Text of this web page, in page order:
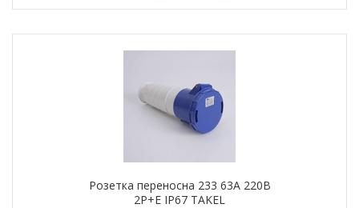
Розетка переносна 233 63А 220В
2Р+Е IP67 TAKEL